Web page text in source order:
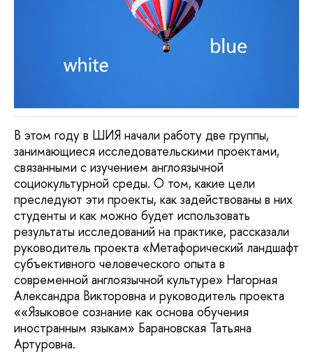
В этом году в ШИЯ начали работу две группы,
занимающиеся исследовательскими проектами,
связанными с изучением англоязычной
социокультурной среды. О том, какие цели
преследуют эти проекты, как задействованы в них
студенты и как можно будет использовать
результаты исследований на практике, рассказали
руководитель проекта «Метафорический ландшафт
субъективного человеческого опыта в
современной англоязычной культуре» Нагорная
Александра Викторовна и руководитель проекта
««Языковое сознание как основа обучения
иностранным языкам» Барановская Татьяна
Артуровна.